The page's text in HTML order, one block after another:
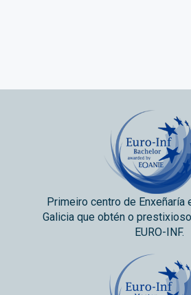
Primeiro centro de Enxeñaría
Galicia que obtén o
EURO-INF.